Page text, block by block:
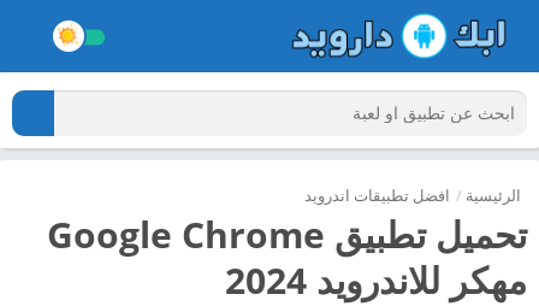
الرئيسية / افضل تطبيقات اندرويد
تحميل تطبيق Google Chrome
مهكر للاندرويد 2024